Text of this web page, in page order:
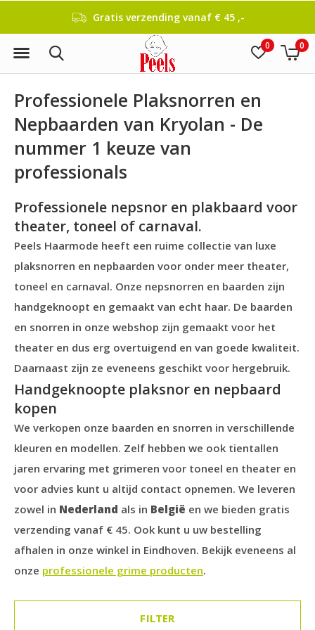
0 0
Gratis verzending vanaf € 45 ,-
Professionele Plaksnorren en
Nepbaarden van Kryolan - De
nummer 1 keuze van
professionals
Professionele nepsnor en plakbaard voor
theater, toneel of carnaval.
Peels Haarmode heeft een ruime collectie van luxe
plaksnorren en nepbaarden voor onder meer theater,
toneel en carnaval. Onze nepsnorren en baarden zijn
handgeknoopt en gemaakt van echt haar. De baarden
en snorren in onze webshop zijn gemaakt voor het
theater en dus erg overtuigend en van goede kwaliteit.
Daarnaast zijn ze eveneens geschikt voor hergebruik.
Handgeknoopte plaksnor en nepbaard
kopen
We verkopen onze baarden en snorren in verschillende
kleuren en modellen. Zelf hebben we ook tientallen
jaren ervaring met grimeren voor toneel en theater en
voor advies kunt u altijd contact opnemen. We leveren
zowel in Nederland als in België en we bieden gratis
verzending vanaf € 45. Ook kunt u uw bestelling
afhalen in onze winkel in Eindhoven. Bekijk eveneens al
onze professionele grime producten.
FILTER